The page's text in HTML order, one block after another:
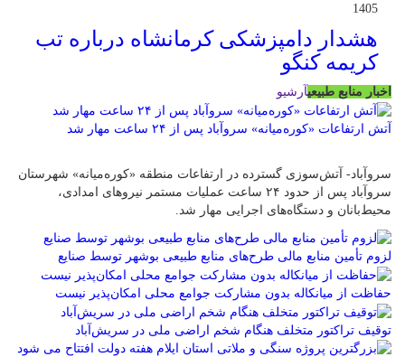
1405
هشدار دامپزشکی کرمانشاه درباره تب
کریمه کنگو
اخبار منابع طبیعیآرشیو
آتش ارتفاعات «کوره‌میانه» سروآباد پس از ۲۴ ساعت مهار شد
سروآباد- آتش‌سوزی گسترده در ارتفاعات منطقه «کوره‌میانه» شهرستان
سروآباد پس از حدود ۲۴ ساعت عملیات مستمر نیروهای امدادی،
محیط‌بانان و دستگاه‌های اجرایی مهار شد.
لزوم تأمین منابع مالی طرح‌های منابع طبیعی بوشهر توسط صنایع
حفاظت از میانکاله بدون مشارکت جوامع محلی امکان‌پذیر نیست
توقیف تراکتور متخلف هنگام شخم اراضی ملی در سریش‌آباد